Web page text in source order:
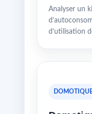
Analyser un
d’utilisation